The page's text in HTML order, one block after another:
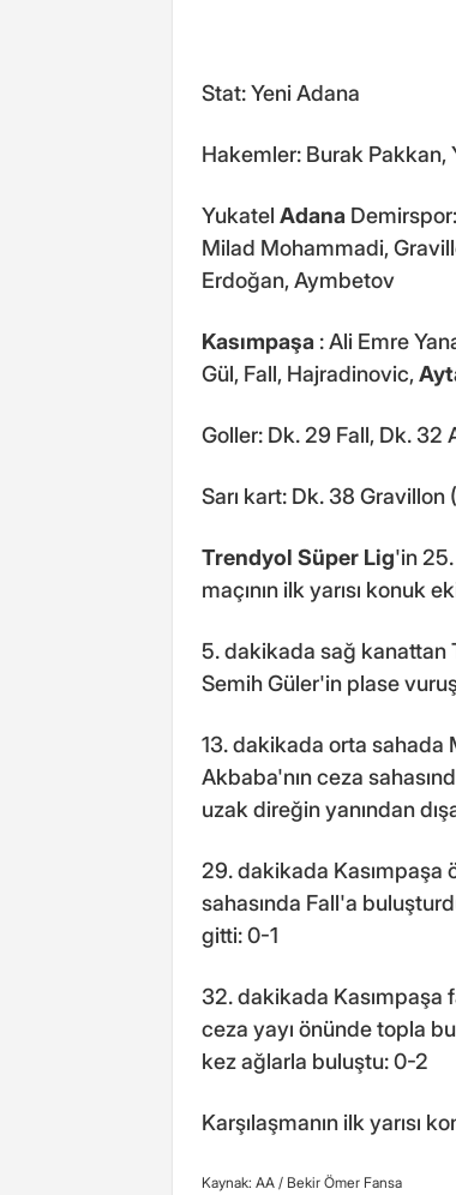
Stat: Yeni Adana
Hakemler: Burak Pakkan,
Yukatel Adana
Milad Mohammadi,
Erdoğan, Aymbetov
Kasımpaşa : Ali Emre
Gül, Fall, Hajradinovic,
Goller: Dk. 29 Fall, Dk. 32
Sarı kart: Dk. 38
Trendyol Süper Lig'in
maçının ilk yarısı konuk
5. dakikada sağ kanattan
Semih Güler'in plase
13. dakikada orta sahada
Akbaba'nın ceza
uzak direğin yanından
29. dakikada Kasımpaşa
sahasında Fall'a
gitti: 0-1
32. dakikada Kasımpaşa
ceza yayı önünde topla
kez ağlarla buluştu: 0-2
Karşılaşmanın ilk yarısı
Kaynak: AA / Bekir Ömer Fansa